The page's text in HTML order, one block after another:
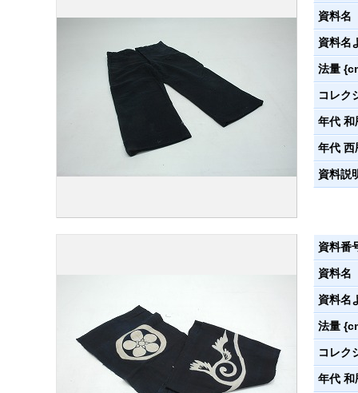
資料名
資料名
法量
コレク
年代 和
年代 西
資料説
資料番
資料名
資料名
法量
コレク
年代 和